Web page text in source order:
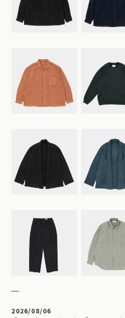
2026/08/06